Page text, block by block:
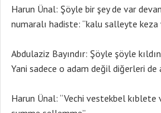
Harun Ünal: Şöyle bir şey de var
numaralı hadiste: “kalu salleyte keza
Abdulaziz Bayındır: Şöyle şöyle
Yani sadece o adam değil diğerleri de
Harun Ünal: “Vechi vestekbel